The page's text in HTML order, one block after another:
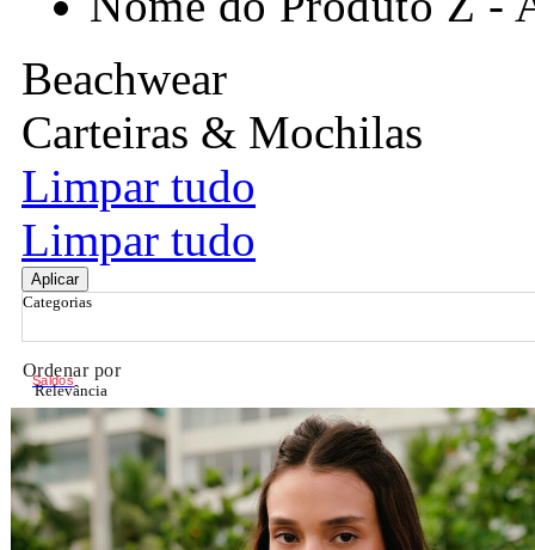
Beachwear
Carteiras & Mochilas
Limpar tudo
Limpar tudo
Aplicar
Categorias
Ordenar por
Relevância
Relevância
Preço Crescente
Preço Decrescente
Nome do Produto A - Z
Nome do Produto Z - A
Saldos